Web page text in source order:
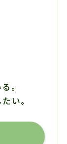
。
い。